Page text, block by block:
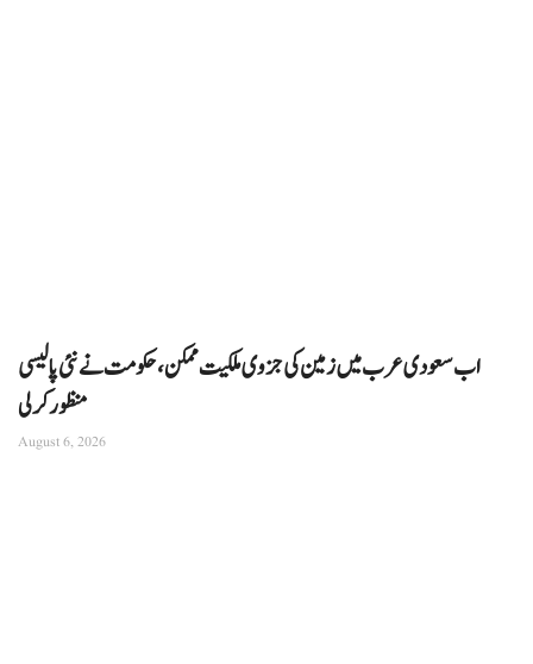
اب سعودی عرب میں زمین کی جزوی ملکیت ممکن، حکومت نے نئی پالیسی
منظور کرلی
August 6, 2026